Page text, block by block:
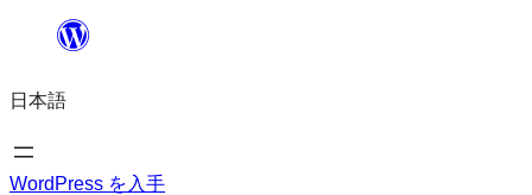
を
ス
キ
日本語
WordPress を入手